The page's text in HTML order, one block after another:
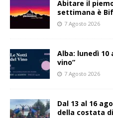
Abitare il
settimana è
7 Agosto 2026
Alba: lunedì
vino”
7 Agosto 2026
Dal 13 al 16
della costata